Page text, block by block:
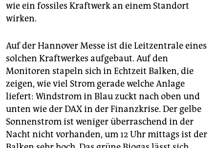
wie ein fossiles Kraftwerk an einem Standort
wirken.
Auf der Hannover Messe ist die Leitzentrale eines
solchen Kraftwerkes aufgebaut. Auf den
Monitoren stapeln sich in Echtzeit Balken, die
zeigen, wie viel Strom gerade welche Anlage
liefert: Windstrom in Blau zuckt nach oben und
unten wie der DAX in der Finanzkrise. Der gelbe
Sonnenstrom ist weniger überraschend in der
Nacht nicht vorhanden, um 12 Uhr mittags ist der